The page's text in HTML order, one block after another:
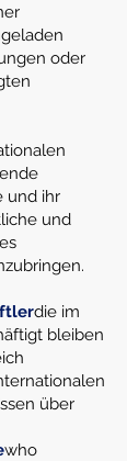
oder
und ihr
und
die im
bleiben
über
who